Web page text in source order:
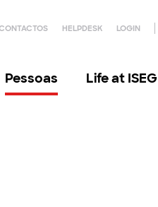
HELPDESK LOGIN
Pessoas Life at ISEG